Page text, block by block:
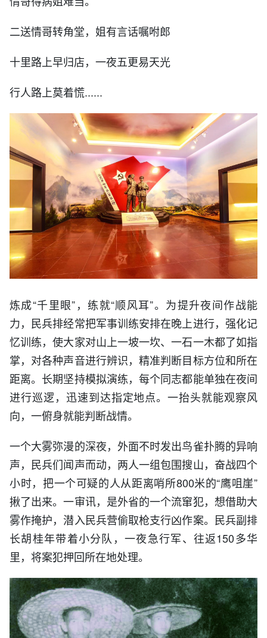
二送情哥转角堂，姐有言话嘱咐郎
十里路上早归店，一夜五更易天光
行人路上莫着慌......
炼成“千里眼”，练就“顺风耳”。为提升夜间作战能
力，民兵排经常把军事训练安排在晚上进行，强化记
忆训练，使大家对山上一坡一坎、一石一木都了如指
掌，对各种声音进行辨识，精准判断目标方位和所在
距离。长期坚持模拟演练，每个同志都能单独在夜间
进行巡逻，迅速到达指定地点。一抬头就能观察风
向，一俯身就能判断战情。
一个大雾弥漫的深夜，外面不时发出鸟雀扑腾的异响
声，民兵们闻声而动，两人一组包围搜山，奋战四个
小时，把一个可疑的人从距离哨所800米的“鹰咀崖”
揪了出来。一审讯，是外省的一个流窜犯，想借助大
雾作掩护，潜入民兵营偷取枪支行凶作案。民兵副排
长胡桂年带着小分队，一夜急行军、往返150多华
里，将案犯押回所在地处理。